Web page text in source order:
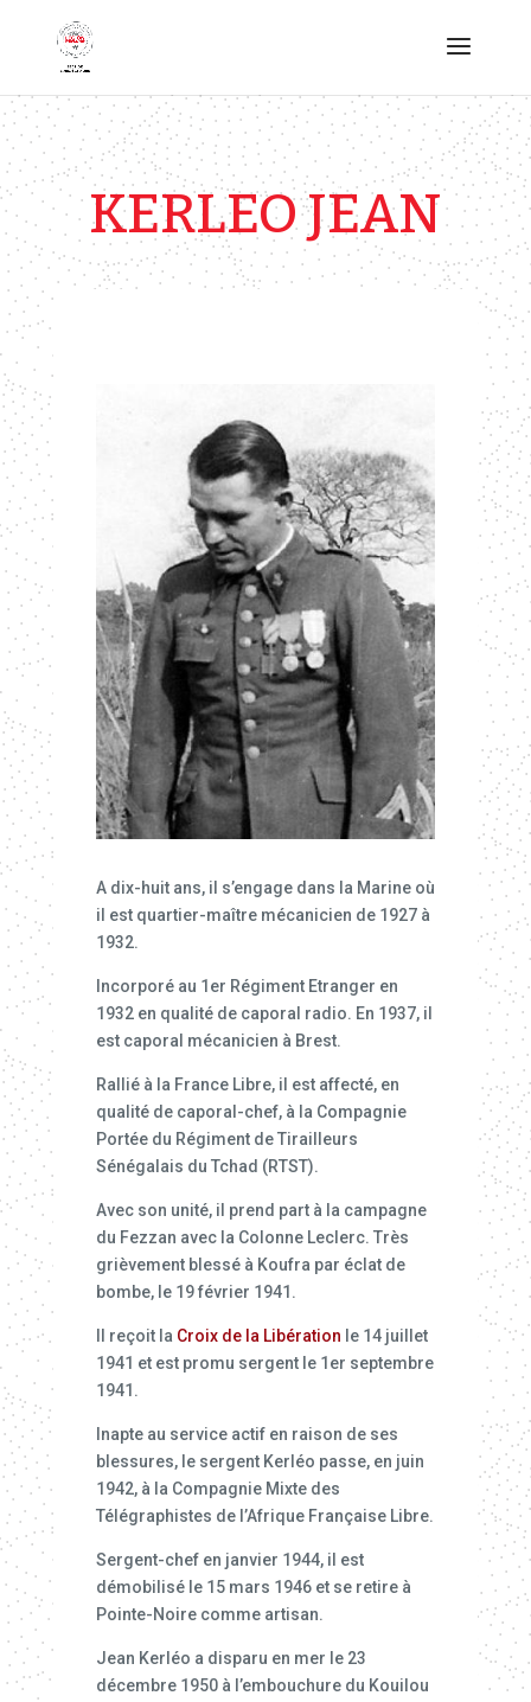
KERLEO JEAN
A dix-huit ans, il s’engage dans la Marine où
il est quartier-maître mécanicien de 1927 à
1932.
Incorporé au 1er Régiment Etranger en
1932 en qualité de caporal radio. En 1937, il
est caporal mécanicien à Brest.
Rallié à la France Libre, il est affecté, en
qualité de caporal-chef, à la Compagnie
Portée du Régiment de Tirailleurs
Sénégalais du Tchad (RTST).
Avec son unité, il prend part à la campagne
du Fezzan avec la Colonne Leclerc. Très
grièvement blessé à Koufra par éclat de
bombe, le 19 février 1941.
Il reçoit la Croix de la Libération le 14 juillet
1941 et est promu sergent le 1er septembre
1941.
Inapte au service actif en raison de ses
blessures, le sergent Kerléo passe, en juin
1942, à la Compagnie Mixte des
Télégraphistes de l’Afrique Française Libre.
Sergent-chef en janvier 1944, il est
démobilisé le 15 mars 1946 et se retire à
Pointe-Noire comme artisan.
Jean Kerléo a disparu en mer le 23
décembre 1950 à l’embouchure du Kouilou